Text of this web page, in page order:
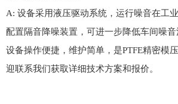
A: 设备采用液压驱动系统，运行噪音在工
配置隔音降噪装置，可进一步降低车间噪音
设备操作便捷，维护简单，是PTFE精密模
迎联系我们获取详细技术方案和报价。